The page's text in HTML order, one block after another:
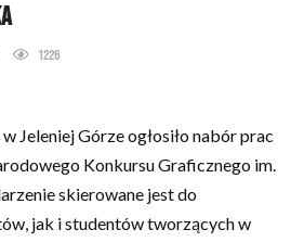
1226
Jeleniej Górze ogłosiło nabór prac
Konkursu Graficznego im.
skierowane jest do
jak i studentów tworzących w